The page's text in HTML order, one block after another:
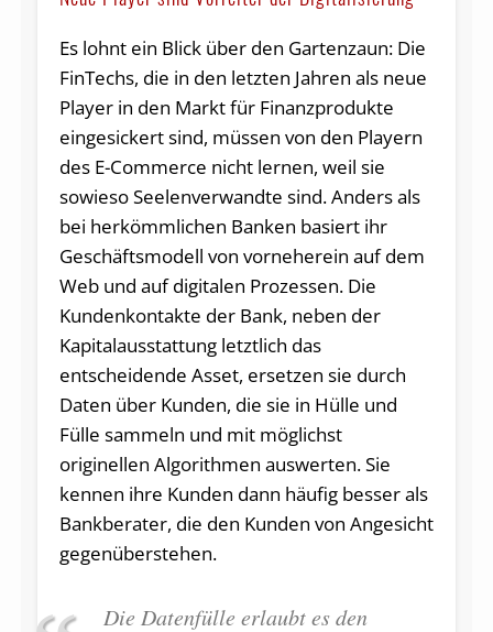
Es lohnt ein Blick über den Gartenzaun: Die
FinTechs, die in den letzten Jahren als neue
Player in den Markt für Finanzprodukte
eingesickert sind, müssen von den Playern
des E-Com­merce nicht lernen, weil sie
sowieso Seelenverwandte sind. Anders als
bei herkömmlichen Banken basiert ihr
Geschäftsmodell von vorneherein auf dem
Web und auf digitalen Prozessen. Die
Kundenkontakte der Bank, neben der
Kapitalausstattung letztlich das
entscheidende Asset, ersetzen sie durch
Daten über Kunden, die sie in Hülle und
Fülle sammeln und mit möglichst
originellen Algorithmen aus­werten. Sie
kennen ihre Kunden dann häufig besser als
Bankberater, die den Kunden von Angesicht
gegenüberstehen.
Die Datenfülle erlaubt es den